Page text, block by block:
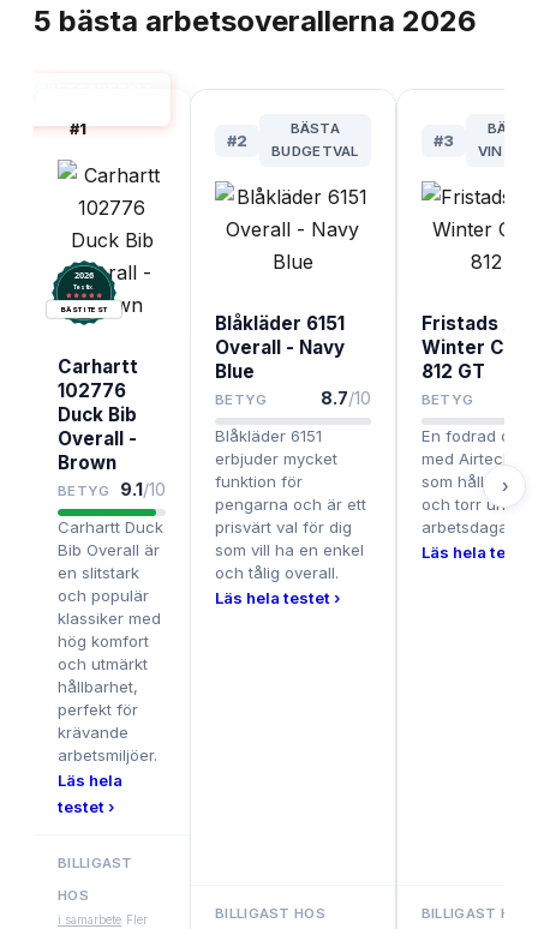
5 bästa arbetsoverallerna 2026
#1
2026
Testix.
BÄST I TEST
Carhartt
102776
Duck Bib
Overall -
Brown
BETYG 9.1/10
Carhartt Duck
Bib Overall är
en slitstark
och populär
klassiker med
hög komfort
och utmärkt
hållbarhet,
perfekt för
krävande
arbetsmiljöer.
Läs hela
testet ›
BILLIGAST
HOS
i samarbete Fler
#2
BÄSTA
BUDGETVAL
Blåkläder 6151
Overall - Navy
Blue
BETYG 8.7/10
Blåkläder 6151
erbjuder mycket
funktion för
pengarna och är ett
prisvärt val för dig
som vill ha en enkel
och tålig overall.
Läs hela testet ›
BILLIGAST HOS
#3
BÄST
Fristads
Winter
812 GT
BETYG
En fodrad
med Airtech-
som håller dig
och torr under
arbetsdagar.
Läs hela testet
BILLIGAST HOS
›